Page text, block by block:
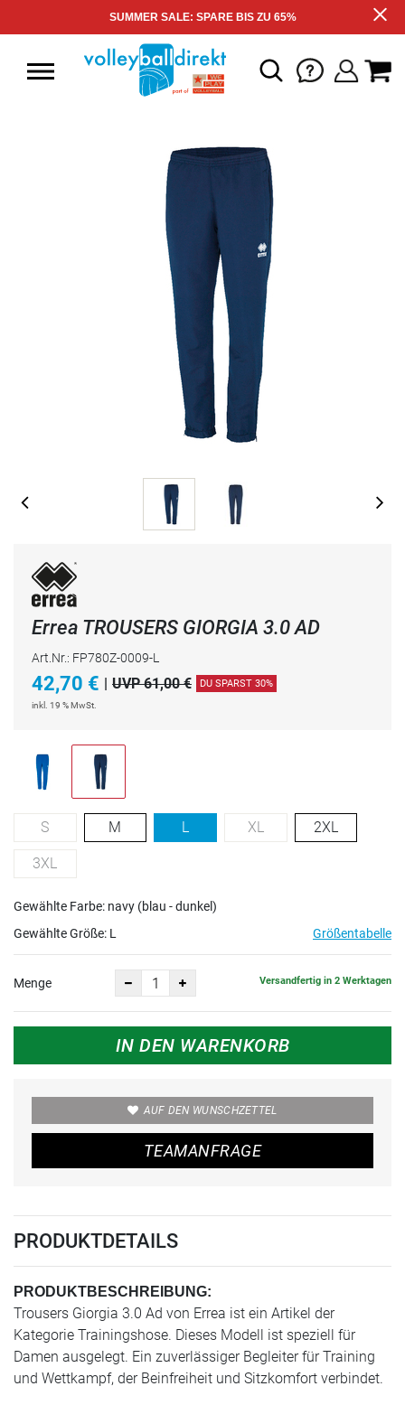
SUMMER SALE: SPARE BIS ZU 65%
Errea TROUSERS GIORGIA 3.0 AD
Art.Nr.: FP780Z-0009-L
42,70 € | UVP 61,00 € DU SPARST 30%
inkl. 19 % MwSt.
S M L XL 2XL
3XL
Gewählte Farbe: navy (blau - dunkel)
Gewählte Größe: L Größentabelle
Menge Versandfertig in 2 Werktagen
IN DEN WARENKORB
AUF DEN WUNSCHZETTEL
TEAMANFRAGE
PRODUKTDETAILS
PRODUKTBESCHREIBUNG:
Trousers Giorgia 3.0 Ad von Errea ist ein Artikel der
Kategorie Trainingshose. Dieses Modell ist speziell für
Damen ausgelegt. Ein zuverlässiger Begleiter für Training
und Wettkampf, der Beinfreiheit und Sitzkomfort verbindet.